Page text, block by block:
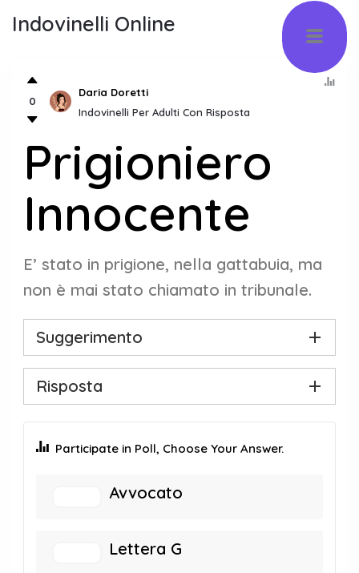
Indovinelli Online
0
Daria Doretti
Indovinelli Per Adulti Con Risposta
Prigioniero
Innocente
E’ stato in prigione, nella gattabuia, ma
non è mai stato chiamato in tribunale.
Suggerimento
Risposta
Participate in Poll, Choose Your Answer.
Avvocato
Lettera G